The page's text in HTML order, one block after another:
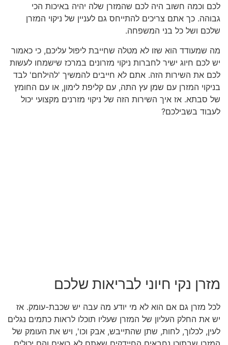
לכם וכמה חשוב היה לכם שהמזרן שלה יהיה באיכות הכי
גבוהה. כך אתם צריכים להתייחס גם לעניין של ניקוי המזרן
שלכם ושל כל בני המשפחה.
מה שמעודד הוא שזו לא מטלה שחייבת ליפול עליכם, כי כאמור
יש לכם חיוג ישיר לחברות ניקוי מזרונים במרכז שישמחו לעשות
לכם את השירות הזה. אתם לא חייבים להמשיך 'להילחם' לבד
בניקוי המזרן עם שמן עץ התה, עם קליפת לימון, או עם החומץ
של סבתא. אז איך השירות הזה של ניקוי מזרנים מקצועי יכול
לעבוד בשבילכם?
מזרן נקי חיוני לבריאות שלכם
לכל מזרן גם אם הוא לא מי יודע מה עבה יש שכבת-עומק. אז
יש את החלק העליון של המזרן שעליו תוכלו לראות כתמים נגלים
לעין, לכלוך, לחות, שתן שהתייבש, אבק וכו', ויש את העומק של